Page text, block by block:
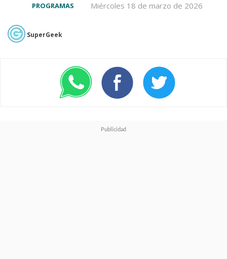
Miércoles 18 de marzo de 2026
PROGRAMAS
SuperGeek